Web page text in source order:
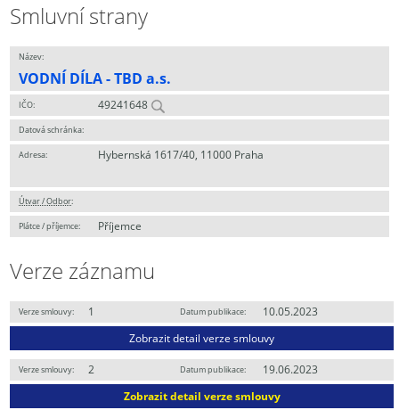
Smluvní strany
Název:
VODNÍ DÍLA - TBD a.s.
IČO: 49241648
Datová schránka:
Adresa: Hybernská 1617/40, 11000 Praha
Útvar / Odbor:
Plátce / příjemce: Příjemce
Verze záznamu
Verze smlouvy: 1 Datum publikace:
10.05.2023
Zobrazit detail verze smlouvy
Verze smlouvy: 2 Datum publikace:
19.06.2023
Zobrazit detail verze smlouvy